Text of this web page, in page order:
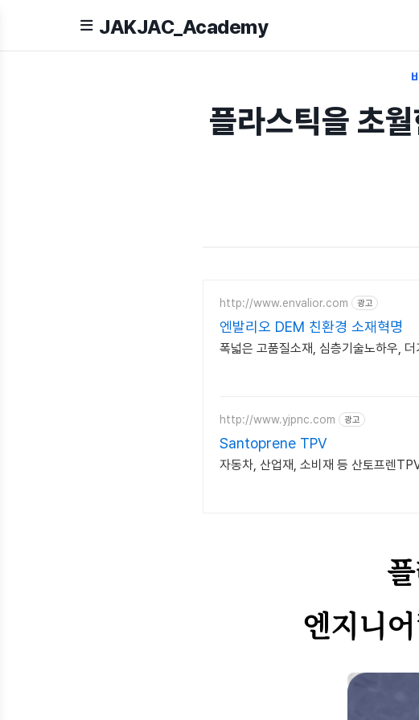
JAKJAC_Academy
플라스틱을 초
http://www.envalior.com 광고
엔발리오 DEM 친환경 소재혁명
폭넓은 고품질소재, 심층기술노하우,
http://www.yjpnc.com 광고
Santoprene TPV
자동차, 산업재, 소비재 등 산토프렌
엔지니